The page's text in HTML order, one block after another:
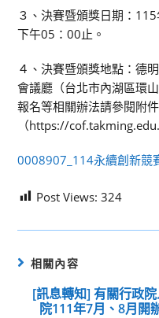
３、決賽暨頒獎日期：
下午05：00止。
４、決賽暨頒獎地點：德
會議廳（台北市內湖區環
報名等相關辦法請參閱附
（https://
0008907_114永續創新競
Post Views: 324
相關內容
[訊息轉知] 有關行政
院111年7月、8月開